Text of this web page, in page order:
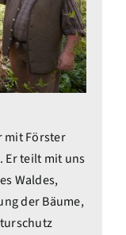
mit Förster
Er teilt mit uns
Waldes,
der Bäume,